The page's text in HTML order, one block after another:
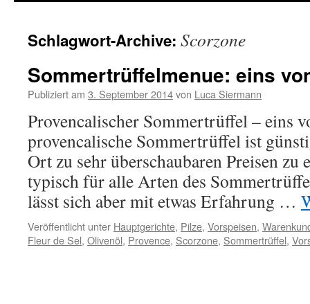
Schlagwort-Archive: Scorzone
Sommertrüffelmenue: eins
Publiziert am 3. September 2014von Luca Siermann
Provencalischer Sommertrüffel – eins
provencalische Sommertrüffel ist
Ort zu sehr überschaubaren Preisen zu
typisch für alle Arten des
lässt sich aber mit etwas Erfahrung …
Veröffentlicht unter Hauptgerichte, Pilze, Vorspeisen,
Fleur de Sel, Olivenöl, Provence, Scorzone, Sommertrüffel,